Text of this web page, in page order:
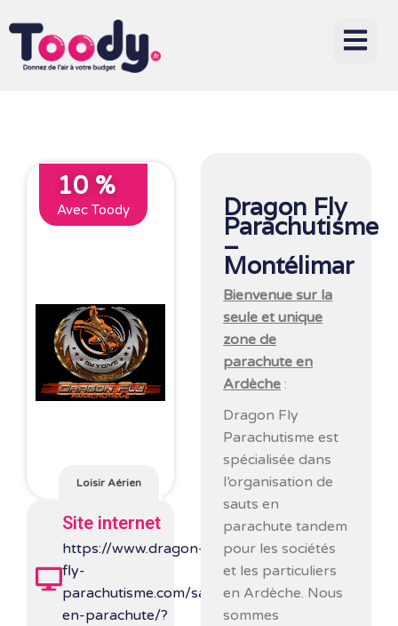
10 %
Avec Toody
Loisir Aérien
Site internet
https://www.dragon-
fly-
parachutisme.com/saut-
en-parachute/?
Dragon Fly
Parachutisme
–
Montélimar
Bienvenue sur la
seule et unique
zone de
parachute en
Ardèche :
Dragon Fly
Parachutisme est
spécialisée dans
l’organisation de
sauts en
parachute tandem
pour les sociétés
et les particuliers
en Ardèche. Nous
sommes